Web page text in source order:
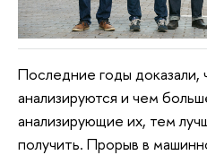
Последние годы
анализируются и чем
анализирующие их, тем
получить. Прорыв в